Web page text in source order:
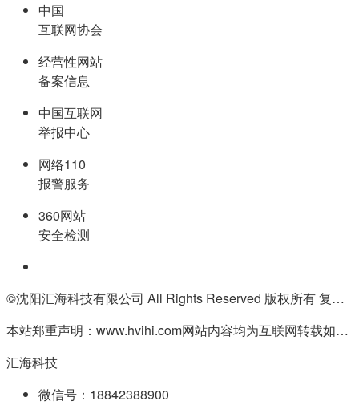
中国
互联网协会
经营性网站
备案信息
中国互联网
举报中心
网络110
报警服务
360网站
安全检测
©沈阳汇海科技有限公司 All Rights Reserved 版权所有 复制必究
本站郑重声明：www.hvihi.com网站内容均为互联网转载如有侵权请联系QQ:55506560删除
汇海科技
微信号：18842388900